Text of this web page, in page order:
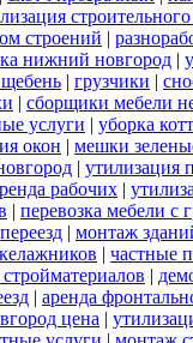
строений |
нижний новгород |
| грузчики |
| сборщики мебели
услуги | уборка
окон | мешки
| утилизация
рабочих |
| перевозка мебели с
переезд | монтаж
| частные
|
| аренда
цена |